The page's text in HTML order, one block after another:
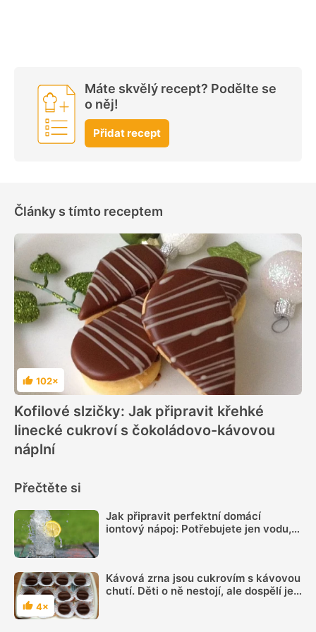
Máte skvělý recept? Podělte se
o něj!
Přidat recept
Články s tímto receptem
Hodnocení
102×
Kofilové slzičky: Jak připravit křehké
linecké cukroví s čokoládovo-kávovou
náplní
Přečtěte si
Jak připravit perfektní domácí
iontový nápoj: Potřebujete jen vodu,
Hodnocení
4×
Kávová zrna jsou cukrovím s kávovou
chutí. Děti o ně nestojí, ale dospělí je